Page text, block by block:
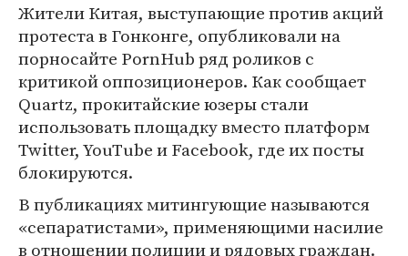
Жители Китая, выступающие против акций
протеста в Гонконге, опубликовали на
порносайте PornHub ряд роликов с
критикой оппозиционеров. Как сообщает
Quartz, прокитайские юзеры стали
использовать площадку вместо платформ
Twitter, YouTube и Facebook, где их посты
блокируются.
В публикациях митингующие называются
«сепаратистами», применяющими насилие
в отношении полиции и рядовых граждан.